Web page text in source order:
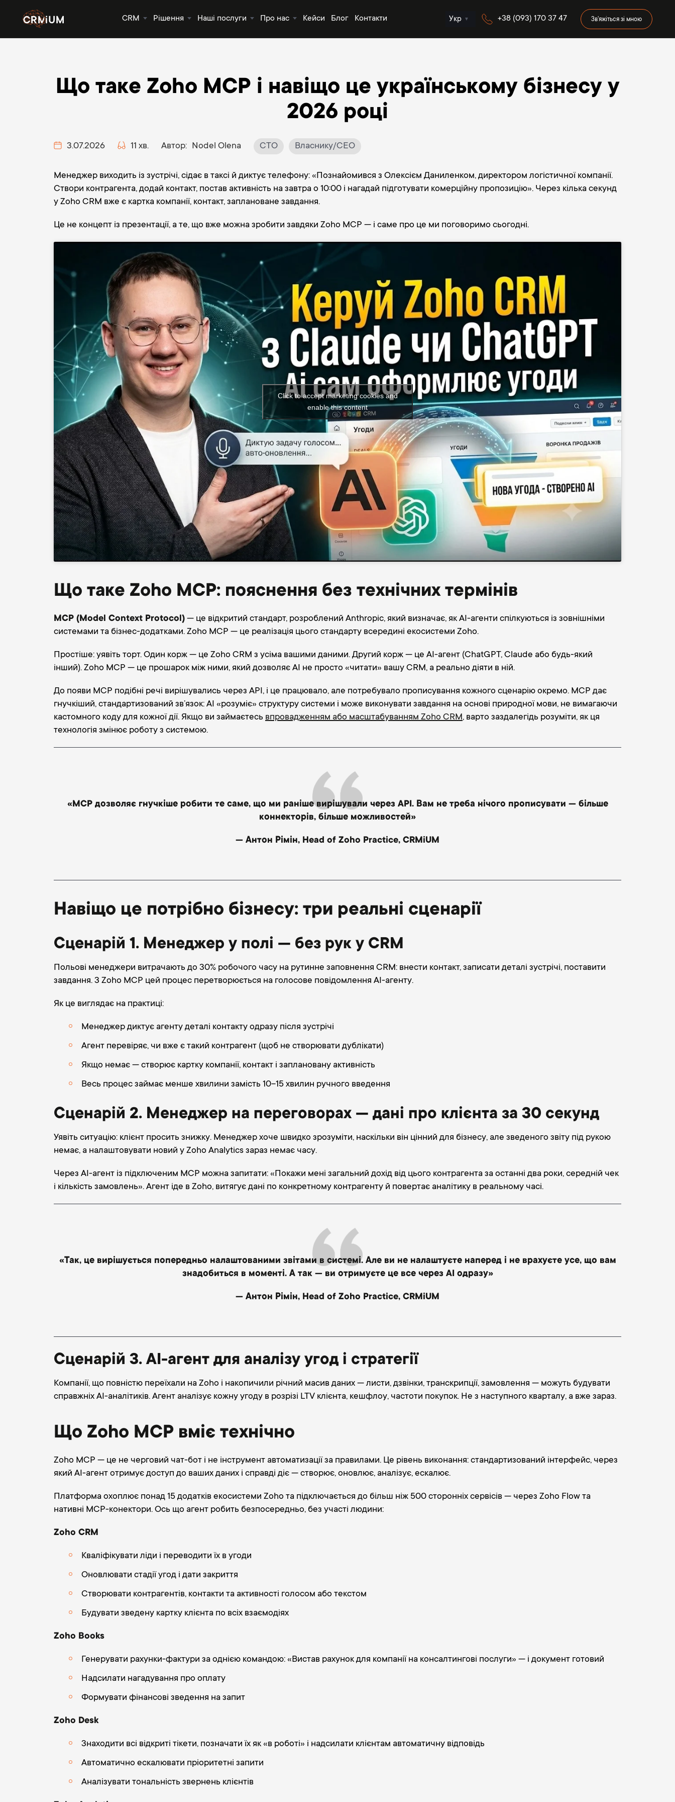
CRM Рішення Наші послуги Про нас Кейси Блог Контакти Укр +38 (093) 170 37 47 Зв'яжіться зі мною
Що таке Zoho MCP і навіщо це українському бізнесу у
2026 році
3.07.2026 11 хв. Автор: Nodel Olena CTO Власнику/CEO
Менеджер виходить із зустрічі, сідає в таксі й диктує телефону: «Познайомився з Олексієм Даниленком, директором логістичної компанії.
Створи контрагента, додай контакт, постав активність на завтра о 10:00 і нагадай підготувати комерційну пропозицію». Через кілька секунд
у Zoho CRM вже є картка компанії, контакт, заплановане завдання.
Це не концепт із презентації, а те, що вже можна зробити завдяки Zoho MCP — і саме про це ми поговоримо сьогодні.
Click to accept marketing cookies and
enable this content
Що таке Zoho MCP: пояснення без технічних термінів
MCP (Model Context Protocol) — це відкритий стандарт, розроблений Anthropic, який визначає, як AI-агенти спілкуються із зовнішніми
системами та бізнес-додатками. Zoho MCP — це реалізація цього стандарту всередині екосистеми Zoho.
Простіше: уявіть торт. Один корж — це Zoho CRM з усіма вашими даними. Другий корж — це AI-агент (ChatGPT, Claude або будь-який
інший). Zoho MCP — це прошарок між ними, який дозволяє AI не просто «читати» вашу CRM, а реально діяти в ній.
До появи MCP подібні речі вирішувались через API, і це працювало, але потребувало прописування кожного сценарію окремо. MCP дає
гнучкіший, стандартизований зв’язок: AI «розуміє» структуру системи і може виконувати завдання на основі природної мови, не вимагаючи
кастомного коду для кожної дії. Якщо ви займаєтесь впровадженням або масштабуванням Zoho CRM, варто заздалегідь розуміти, як ця
технологія змінює роботу з системою.
«MCP дозволяє гнучкіше робити те саме, що ми раніше вирішували через API. Вам не треба нічого прописувати — більше
коннекторів, більше можливостей»
— Антон Рімін, Head of Zoho Practice, CRMiUM
Навіщо це потрібно бізнесу: три реальні сценарії
Сценарій 1. Менеджер у полі — без рук у CRM
Польові менеджери витрачають до 30% робочого часу на рутинне заповнення CRM: внести контакт, записати деталі зустрічі, поставити
завдання. З Zoho MCP цей процес перетворюється на голосове повідомлення AI-агенту.
Як це виглядає на практиці:
Менеджер диктує агенту деталі контакту одразу після зустрічі
Агент перевіряє, чи вже є такий контрагент (щоб не створювати дублікати)
Якщо немає — створює картку компанії, контакт і заплановану активність
Весь процес займає менше хвилини замість 10–15 хвилин ручного введення
Сценарій 2. Менеджер на переговорах — дані про клієнта за 30 секунд
Уявіть ситуацію: клієнт просить знижку. Менеджер хоче швидко зрозуміти, наскільки він цінний для бізнесу, але зведеного звіту під рукою
немає, а налаштовувати новий у Zoho Analytics зараз немає часу.
Через AI-агент із підключеним MCP можна запитати: «Покажи мені загальний дохід від цього контрагента за останні два роки, середній чек
і кількість замовлень». Агент іде в Zoho, витягує дані по конкретному контрагенту й повертає аналітику в реальному часі.
«Так, це вирішується попередньо налаштованими звітами в системі. Але ви не налаштуєте наперед і не врахуєте усе, що вам
знадобиться в моменті. А так — ви отримуєте це все через AI одразу»
— Антон Рімін, Head of Zoho Practice, CRMiUM
Сценарій 3. AI-агент для аналізу угод і стратегії
Компанії, що повністю переїхали на Zoho і накопичили річний масив даних — листи, дзвінки, транскрипції, замовлення — можуть будувати
справжніх AI-аналітиків. Агент аналізує кожну угоду в розрізі LTV клієнта, кешфлоу, частоти покупок. Не з наступного кварталу, а вже зараз.
Що Zoho MCP вміє технічно
Zoho MCP — це не черговий чат-бот і не інструмент автоматизації за правилами. Це рівень виконання: стандартизований інтерфейс, через
який AI-агент отримує доступ до ваших даних і справді діє — створює, оновлює, аналізує, ескалює.
Платформа охоплює понад 15 додатків екосистеми Zoho та підключається до більш ніж 500 сторонніх сервісів — через Zoho Flow та
нативні MCP-конектори. Ось що агент робить безпосередньо, без участі людини:
Zoho CRM
Кваліфікувати ліди і переводити їх в угоди
Оновлювати стадії угод і дати закриття
Створювати контрагентів, контакти та активності голосом або текстом
Будувати зведену картку клієнта по всіх взаємодіях
Zoho Books
Генерувати рахунки-фактури за однією командою: «Вистав рахунок для компанії на консалтингові послуги» — і документ готовий
Надсилати нагадування про оплату
Формувати фінансові зведення на запит
Zoho Desk
Знаходити всі відкриті тікети, позначати їх як «в роботі» і надсилати клієнтам автоматичну відповідь
Автоматично ескалювати пріоритетні запити
Аналізувати тональність звернень клієнтів